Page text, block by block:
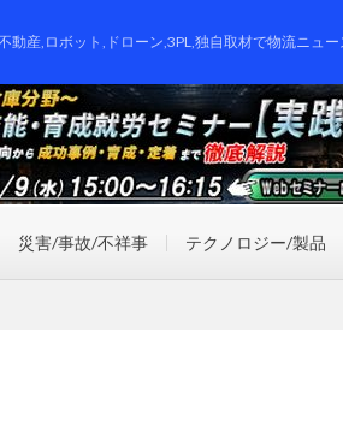
動産,ロボット,ドローン,3PL,独自取材で物流ニュ
災害/事故/不祥事 テクノロジー/製品